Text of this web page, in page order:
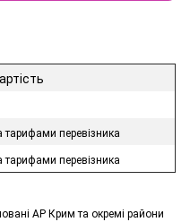
тарифами перевізника
тарифами перевізника
АР Крим та окремі райони